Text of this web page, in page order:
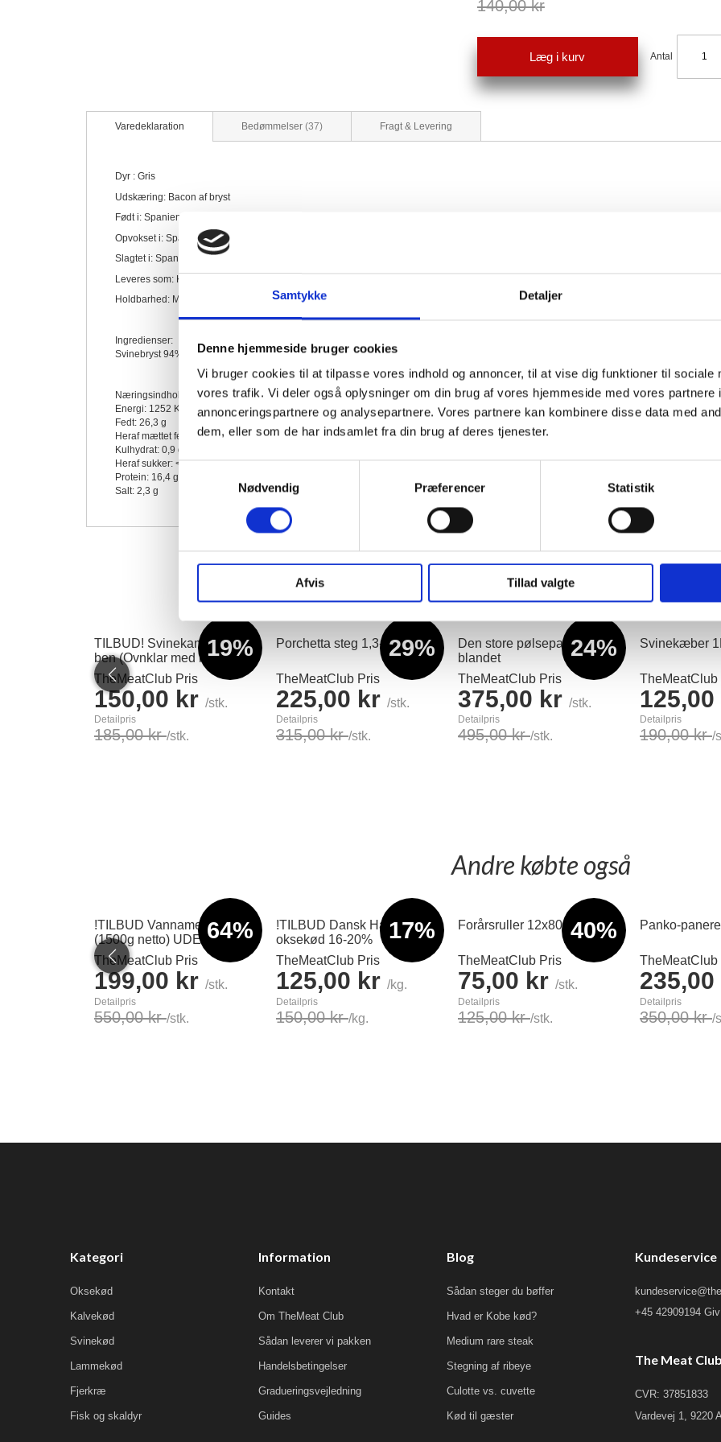
Samtykke Detaljer
Denne hjemmeside bruger cookies
Vi bruger cookies til at tilpasse vores indhold og annoncer, til at vise dig funktioner til sociale
vores trafik. Vi deler også oplysninger om din brug af vores hjemmeside med vores partnere
annonceringspartnere og analysepartnere. Vores partnere kan kombinere disse data med
dem, eller som de har indsamlet fra din brug af deres tjenester.
Samtykkevalg
Nødvendig
Præferencer Statistik
Afvis Tillad valgte
140,00 kr
Antal
Læg i kurv
Varedeklaration
Dyr : Gris
Udskæring: Bacon af bryst
Født i: Spanien
Opvokset i: Spanien
Slagtet i: Spanien
Leveres som: Kølevare
Holdbarhed: Minimum 10 dage.
Ingredienser:
Svinebryst 94%, Vand, Salt 2,3%, druesukker, antioxidant (E-301), Konserveringsmiddel (E-250)
Næringsindhold pr 100g.
Energi: 1252 KJ / 303 kcal
Fedt: 26,3 g
Heraf mættet fedt: 9,8 g
Kulhydrat: 0,9 g
Heraf sukker: <0,6 g
Protein: 16,4 g
Salt: 2,3 g
Bedømmelser 37 Fragt & Levering
Alternativer
19%
TILBUD! Svinekam uden
ben (Ovnklar med ridset
svær) 2-2,5kg
TheMeatClub Pris
150,00 kr /stk.
Detailpris
185,00 kr/stk.
29%
Porchetta steg 1,3-1,5kg
TheMeatClub Pris
225,00 kr /stk.
Detailpris
315,00 kr/stk.
24%
Den store pølsepakke 5kg
blandet
TheMeatClub Pris
375,00 kr /stk.
Detailpris
495,00 kr/stk.
Svinekæber
TheMeatClub
Detailpris
190,00 kr/
Andre købte også
64%
!TILBUD Vannameirejer 2kg
(1500g netto) UDEN SKAL
TheMeatClub Pris
199,00 kr /stk.
Detailpris
550,00 kr/stk.
17%
!TILBUD Dansk Hakket
oksekød 16-20%
TheMeatClub Pris
125,00 kr /kg.
Detailpris
150,00 kr/kg.
40%
Forårsruller 12x80g
TheMeatClub Pris
75,00 kr /stk.
Detailpris
125,00 kr/stk.
Panko-
TheMeatClub
Detailpris
350,00 kr/
Kategori
Oksekød
Kalvekød
Svinekød
Lammekød
Fjerkræ
Fisk og skaldyr
Information
Kontakt
Om TheMeat Club
Sådan leverer vi pakken
Handelsbetingelser
Gradueringsvejledning
Guides
Blog
Sådan steger du bøffer
Hvad er Kobe kød?
Medium rare steak
Stegning af ribeye
Culotte vs. cuvette
Kød til gæster
Kundeservice
+45 42909194
The Meat
CVR: 37851833
Vardevej 1, 9220